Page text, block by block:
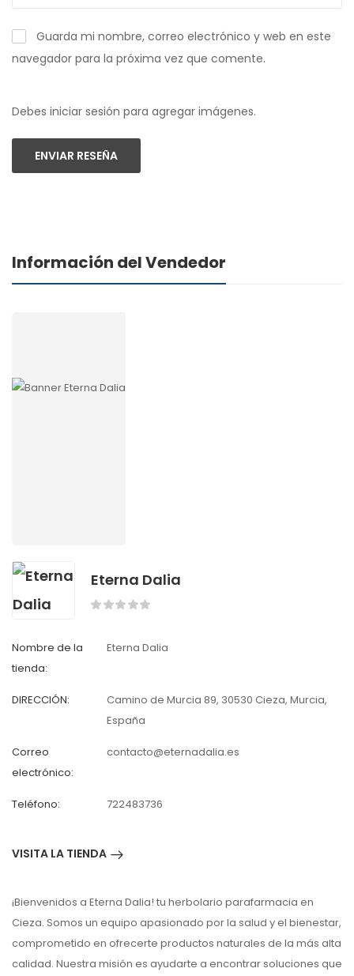
Guarda mi nombre, correo electrónico y web en este
navegador para la próxima vez que comente.
Debes iniciar sesión para agregar imágenes.
ENVIAR RESEÑA
Información del Vendedor
Eterna Dalia
Nombre de la
tienda:
Eterna Dalia
DIRECCIÓN:
Camino de Murcia 89, 30530 Cieza, Murcia,
España
Correo
electrónico:
contacto@eternadalia.es
Teléfono: 722483736
VISITA LA TIENDA
¡Bienvenidos a Eterna Dalia! tu herbolario parafarmacia en
Cieza. Somos un equipo apasionado por la salud y el bienestar,
comprometido en ofrecerte productos naturales de la más alta
calidad. Nuestra misión es ayudarte a encontrar soluciones que